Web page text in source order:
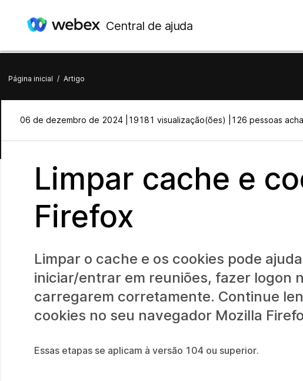
Central de ajuda
Página inicial / Artigo
06 de dezembro de 2024 | 19181 visualização(ões) | 126 pessoas
Limpar cache e
Firefox
Limpar o cache e os cookies pode
iniciar/entrar em reuniões, fazer logon
carregarem corretamente. Continue
cookies no seu navegador Mozilla
Essas etapas se aplicam à versão 104 ou superior.